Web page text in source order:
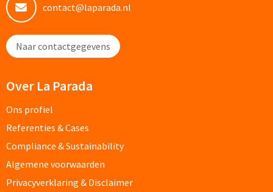
Nekkussentjes & Zitkussens bedrukken
Oogmaskers bedrukken
Auto artikelen
Reisbekers & Thermobekers bedrukken
contact@laparada.nl
Naar contactgegevens
Over La Parada
Ons profiel
Referenties & Cases
Compliance & Sustainability
Algemene voorwaarden
Privacyverklaring & Disclaimer